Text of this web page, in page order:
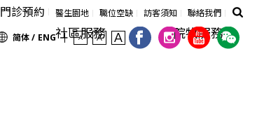
門診預約 醫生園地 職位空缺 訪客須知 聯絡我們
简体 / ENG社區服務 院牧服務